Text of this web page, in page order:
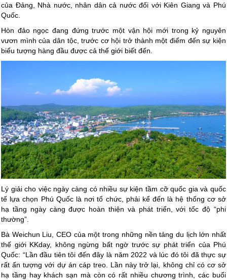
của Đảng, Nhà nước, nhân dân cả nước đối với Kiên Giang và Phú
Quốc.
Hòn đảo ngọc đang đứng trước một vận hội mới trong kỷ nguyên
vươn mình của dân tộc, trước cơ hội trở thành một điểm đến sự kiện
biểu tượng hàng đầu được cả thế giới biết đến.
Lý giải cho việc ngày càng có nhiều sự kiện tầm cỡ quốc gia và quốc
tế lựa chọn Phú Quốc là nơi tổ chức, phải kể đến là hệ thống cơ sở
hạ tầng ngày càng được hoàn thiện và phát triển, với tốc độ “phi
thường”.
Bà Weichun Liu, CEO của một trong những nền tảng du lịch lớn nhất
thế giới KKday, không ngừng bất ngờ trước sự phát triển của Phú
Quốc: “Lần đầu tiên tôi đến đây là năm 2022 và lúc đó tôi đã thực sự
rất ấn tượng với dự án cáp treo. Lần này trở lại, không chỉ có cơ sở
hạ tầng hay khách sạn mà còn có rất nhiều chương trình, các buổi